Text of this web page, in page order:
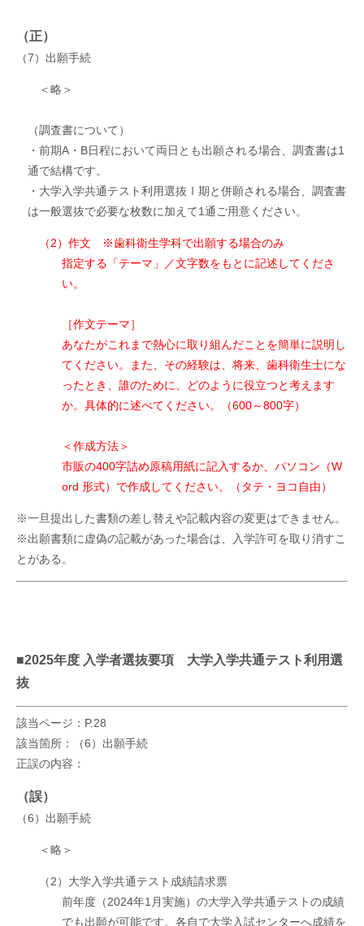
（正）
（7）出願手続
＜略＞
（調査書について）
・前期A・B日程において両日とも出願される場合、調査書は1
通で結構です。
・大学入学共通テスト利用選抜Ⅰ期と併願される場合、調査書
は一般選抜で必要な枚数に加えて1通ご用意ください。
（2）作文 ※歯科衛生学科で出願する場合のみ
指定する「テーマ」／文字数をもとに記述してくださ
い。
［作文テーマ］
あなたがこれまで熱心に取り組んだことを簡単に説明し
てください。また、その経験は、将来、歯科衛生士にな
ったとき、誰のために、どのように役立つと考えます
か。具体的に述べてください。（600～800字）
＜作成方法＞
市販の400字詰め原稿用紙に記入するか、パソコン（W
ord 形式）で作成してください。（タテ・ヨコ自由）
※一旦提出した書類の差し替えや記載内容の変更はできません。
※出願書類に虚偽の記載があった場合は、入学許可を取り消すこ
とがある。
■2025年度 入学者選抜要項 大学入学共通テスト利用選
抜
該当ページ：P.28
該当箇所：（6）出願手続
正誤の内容：
（誤）
（6）出願手続
＜略＞
（2）大学入学共通テスト成績請求票
前年度（2024年1月実施）の大学入学共通テストの成績
でも出願が可能です。各自で大学入試センターへ成績を